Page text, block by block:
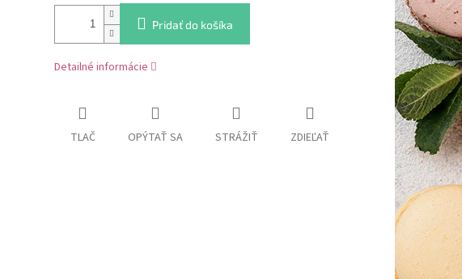
Pridať do košíka
Detailné informácie
TLAČ OPÝTAŤ SA STRÁŽIŤ ZDIEĽAŤ